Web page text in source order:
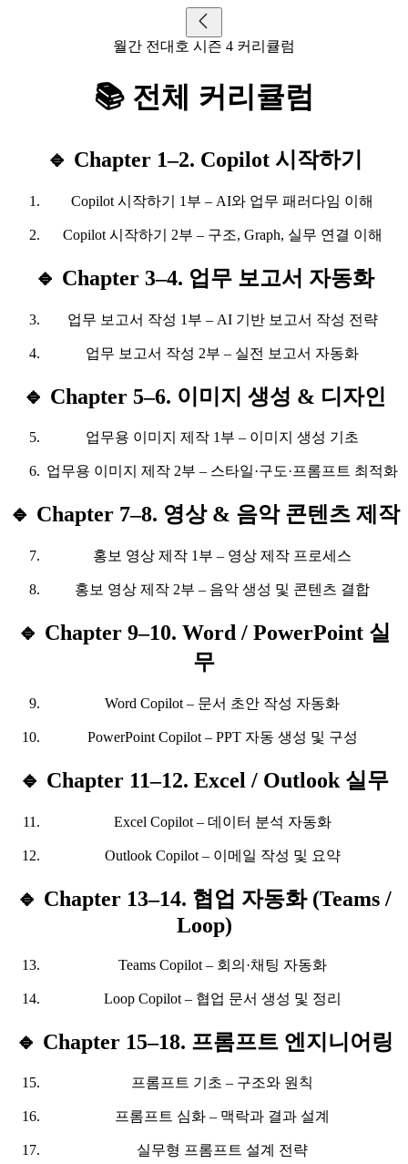
월간 전대호 시즌 4 커리큘럼
📚 전체 커리큘럼
🔹 Chapter 1–2. Copilot 시작하기
Copilot 시작하기 1부 – AI와 업무 패러다임 이해
Copilot 시작하기 2부 – 구조, Graph, 실무 연결 이해
🔹 Chapter 3–4. 업무 보고서 자동화
업무 보고서 작성 1부 – AI 기반 보고서 작성 전략
업무 보고서 작성 2부 – 실전 보고서 자동화
🔹 Chapter 5–6. 이미지 생성 & 디자인
업무용 이미지 제작 1부 – 이미지 생성 기초
업무용 이미지 제작 2부 – 스타일·구도·프롬프트 최적화
🔹 Chapter 7–8. 영상 & 음악 콘텐츠 제작
홍보 영상 제작 1부 – 영상 제작 프로세스
홍보 영상 제작 2부 – 음악 생성 및 콘텐츠 결합
🔹 Chapter 9–10. Word / PowerPoint 실
무
Word Copilot – 문서 초안 작성 자동화
PowerPoint Copilot – PPT 자동 생성 및 구성
🔹 Chapter 11–12. Excel / Outlook 실무
Excel Copilot – 데이터 분석 자동화
Outlook Copilot – 이메일 작성 및 요약
🔹 Chapter 13–14. 협업 자동화 (Teams /
Loop)
Teams Copilot – 회의·채팅 자동화
Loop Copilot – 협업 문서 생성 및 정리
🔹 Chapter 15–18. 프롬프트 엔지니어링
프롬프트 기초 – 구조와 원칙
프롬프트 심화 – 맥락과 결과 설계
실무형 프롬프트 설계 전략